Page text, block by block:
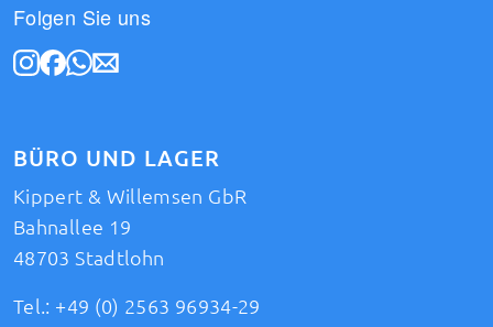
Folgen Sie uns
BÜRO UND LAGER
Kippert & Willemsen GbR
Bahnallee 19
48703 Stadtlohn
Tel.: +49 (0) 2563 96934-29